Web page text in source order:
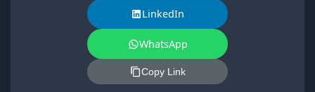
LinkedIn
WhatsApp
Copy Link